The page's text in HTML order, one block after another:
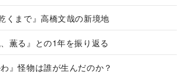
くまで』高橋文哉の新境地
薫る』との1年を振り返る
わ』怪物は誰が生んだのか？